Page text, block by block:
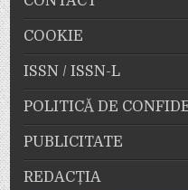
COOKIE
ISSN / ISSN-L
POLITICĂ DE
PUBLICITATE
REDACȚIA